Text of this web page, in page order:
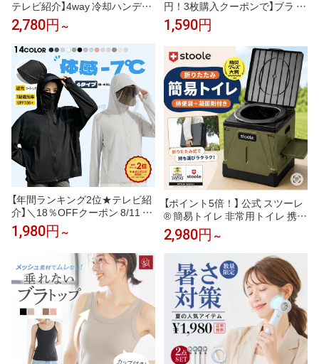
テレビ紹介】4way 冷却ハンディ
ファンPRO 2026 ハンディファ
ン 冷却プレート 扇風機 シシベ
ラ ハンディファン 静音 軽量 強
風 小型 冷却モード 充電式 冷却
携帯扇風機 卓上扇風機 小型扇風
機 cicibella 手持ち扇風機「MON
OQLO受賞」＜公式＞
2,780円 ～
円！3枚購入クーポンで】ブラ ノ
ンワイヤー ホックなし 大きいサ
イズ シースルー シアー 冷感 涼
しい ブラトップ メッシュ 蒸れ
ない 楽ちん カップ付き シーム
レス ナイトブラ 夏 夏用 スポー
ツブラ【極薄ノンワイヤーブラ
トップ】
1,590円
【年間ランキング2位★テレビ紹
介】＼18％OFFクーポン 8/11 2
3:59まで／uvカット パーカー
冷感 UV レディース uvカットパ
ーカー 接触冷感 長袖 ラッシュ
ガード メンズ UVパーカー 遮光
メッシュ 通気口 涼しい トップ
ス 大きいサイズ 日焼け防止服
日よけ サンバイザー 即納
1,980円 ～
【ポイント5倍！】 公式 スツーレ
® 簡易トイレ 非常用トイレ 携帯
トイレ 防災トイレ 折りたたみ
耐荷重100kg 排便袋＆凝固剤付
き 軽量 2サイズ ポータブルトイ
レ 災害 防災 非常用 防災グッズ
2,980円 ～